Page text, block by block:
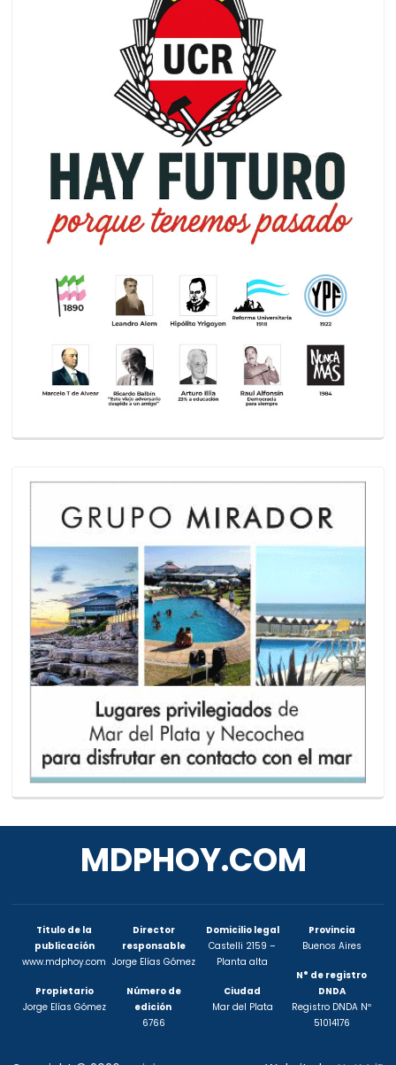
MDPHOY.COM
Titulo de la
publicación
www.mdphoy.com
Propietario
Jorge Elías Gómez
Director
responsable
Jorge Elías Gómez
Número de
edición
6766
Domicilio legal
Castelli 2159 –
Planta alta
Ciudad
Mar del Plata
Provincia
Buenos Aires
N° de registro
DNDA
Registro DNDA Nº
51014176